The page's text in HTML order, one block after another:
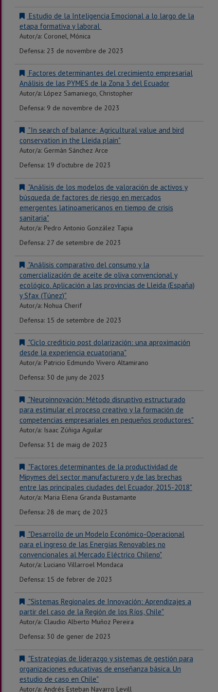
Estudio de la Inteligencia Emocional a lo largo de la
etapa formativa y laboral
Autor/a: Coronel, Mónica
Defensa: 23 de novembre de 2023
Factores determinantes del crecimiento empresarial
Análisis de las PYMES de la Zona 3 del Ecuador
Autor/a: López Samaniego, Christopher
Defensa: 9 de novembre de 2023
"In search of balance: Agricultural value and bird
conservation in the Lleida plain"
Autor/a: Germán Sánchez Arce
Defensa: 19 d'octubre de 2023
"Análisis de los modelos de valoración de activos y
búsqueda de factores de riesgo en mercados
emergentes latinoamericanos en tiempo de crisis
sanitaria"
Autor/a: Pedro Antonio González Tapia
Defensa: 27 de setembre de 2023
"Análisis comparativo del consumo y la
comercialización de aceite de oliva convencional y
ecológico. Aplicación a las provincias de Lleida (España)
y Sfax (Túnez)"
Autor/a: Nohua Cherif
Defensa: 15 de setembre de 2023
"Ciclo crediticio post dolarización: una aproximación
desde la experiencia ecuatoriana"
Autor/a: Patricio Edmundo Vivero Altamirano
Defensa: 30 de juny de 2023
"Neuroinnovación: Método disruptivo estructurado
para estimular el proceso creativo y la formación de
competencias empresariales en pequeños productores"
Autor/a: Isaac Zúñiga Aguilar
Defensa: 31 de maig de 2023
"Factores determinantes de la productividad de
Mipymes del sector manufacturero y de las brechas
entre las principales ciudades del Ecuador, 2015-2018"
Autor/a: Maria Elena Granda Bustamante
Defensa: 28 de març de 2023
"Desarrollo de un Modelo Económico-Operacional
para el ingreso de las Energías Renovables no
convencionales al Mercado Eléctrico Chileno"
Autor/a: Luciano Villarroel Mondaca
Defensa: 15 de febrer de 2023
"Sistemas Regionales de Innovación: Aprendizajes a
partir del caso de la Región de los Ríos, Chile"
Autor/a: Claudio Alberto Muñoz Pereira
Defensa: 30 de gener de 2023
"Estrategias de liderazgo y sistemas de gestión para
organizaciones educativas de enseñanza básica. Un
estudio de caso en Chile"
Autor/a: Andrés Esteban Navarro Levill